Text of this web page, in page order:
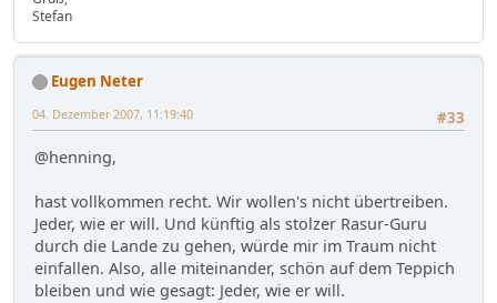
Stefan
Eugen Neter
#33
04. Dezember 2007, 11:19:40
@henning,
hast vollkommen recht. Wir wollen's nicht übertreiben.
Jeder, wie er will. Und künftig als stolzer Rasur-Guru
durch die Lande zu gehen, würde mir im Traum nicht
einfallen. Also, alle miteinander, schön auf dem Teppich
bleiben und wie gesagt: Jeder, wie er will.